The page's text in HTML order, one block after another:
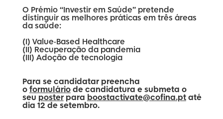
O Prémio “Investir em Saúde” pretende
distinguir as melhores práticas em três áreas
da saúde:
(I) Value-Based Healthcare
(II) Recuperação da pandemia
(III) Adoção de tecnologia
Para se candidatar preencha
oformuláriode candidatura e submeta o
seu posterpara boostactivate@cofina.ptaté
dia 12 de setembro.